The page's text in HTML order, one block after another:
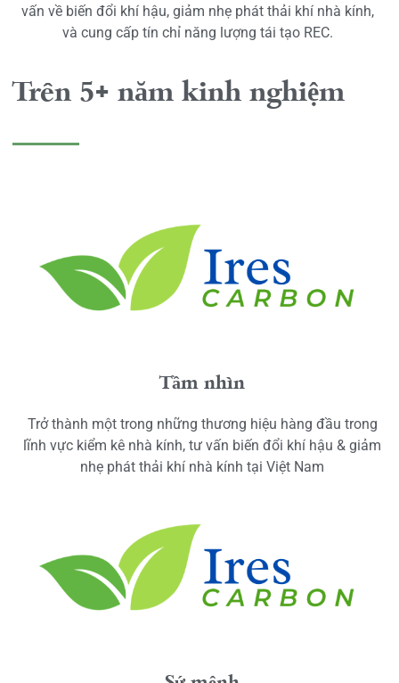
vấn về biến đổi khí hậu, giảm nhẹ phát thải khí nhà kính,
và cung cấp tín chỉ năng lượng tái tạo REC.
Trên 5+ năm kinh nghiệm
Tầm nhìn
Trở thành một trong những thương hiệu hàng đầu trong
lĩnh vực kiểm kê nhà kính, tư vấn biến đổi khí hậu & giảm
nhẹ phát thải khí nhà kính tại Việt Nam